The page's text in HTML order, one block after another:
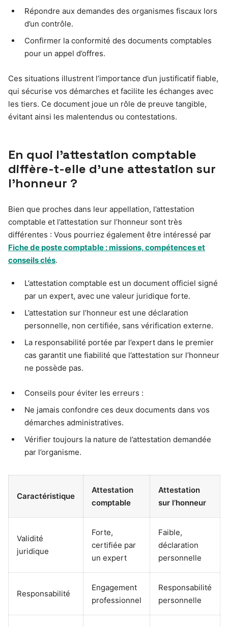
Répondre aux demandes des organismes fiscaux lors
d’un contrôle.
Confirmer la conformité des documents comptables
pour un appel d’offres.
Ces situations illustrent l’importance d’un justificatif fiable,
qui sécurise vos démarches et facilite les échanges avec
les tiers. Ce document joue un rôle de preuve tangible,
évitant ainsi les malentendus ou contestations.
En quoi l’attestation comptable
diffère-t-elle d’une attestation sur
l’honneur ?
Bien que proches dans leur appellation, l’attestation
comptable et l’attestation sur l’honneur sont très
différentes : Vous pourriez également être intéressé par
Fiche de poste comptable : missions, compétences et
conseils clés.
L’attestation comptable est un document officiel signé
par un expert, avec une valeur juridique forte.
L’attestation sur l’honneur est une déclaration
personnelle, non certifiée, sans vérification externe.
La responsabilité portée par l’expert dans le premier
cas garantit une fiabilité que l’attestation sur l’honneur
ne possède pas.
Conseils pour éviter les erreurs :
Ne jamais confondre ces deux documents dans vos
démarches administratives.
Vérifier toujours la nature de l’attestation demandée
par l’organisme.
Caractéristique
Attestation
comptable
Attestation
sur l’honneur
Validité
juridique
Forte,
certifiée par
un expert
Faible,
déclaration
personnelle
Responsabilité
Engagement
professionnel
Responsabilité
personnelle